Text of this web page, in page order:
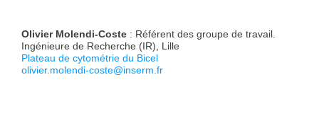
Olivier Molendi-Coste : Référent des groupe de travail.
Ingénieure de Recherche (IR), Lille
Plateau de cytométrie du Bicel
olivier.molendi-coste@inserm.fr